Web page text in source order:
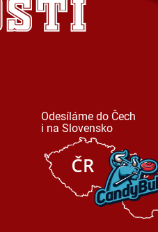
Odesíláme do Čech
i na Slovensko